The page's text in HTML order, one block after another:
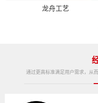
龙舟工艺
通过更高标准满足用户需求，从